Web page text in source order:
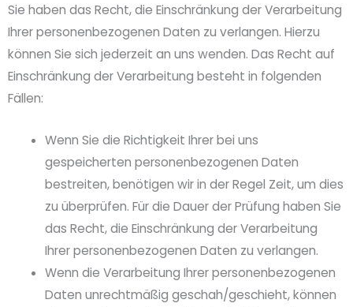
Sie haben das Recht, die Einschränkung der Verarbeitung
Ihrer personenbezogenen Daten zu verlangen. Hierzu
können Sie sich jederzeit an uns wenden. Das Recht auf
Einschränkung der Verarbeitung besteht in folgenden
Fällen:
Wenn Sie die Richtigkeit Ihrer bei uns
gespeicherten personenbezogenen Daten
bestreiten, benötigen wir in der Regel Zeit, um dies
zu überprüfen. Für die Dauer der Prüfung haben Sie
das Recht, die Einschränkung der Verarbeitung
Ihrer personenbezogenen Daten zu verlangen.
Wenn die Verarbeitung Ihrer personenbezogenen
Daten unrechtmäßig geschah/geschieht, können